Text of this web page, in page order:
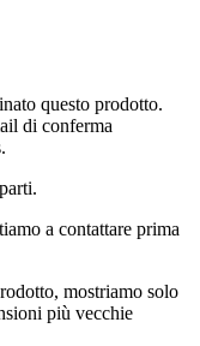
questo prodotto.
di conferma
a contattare prima
mostriamo solo
più vecchie